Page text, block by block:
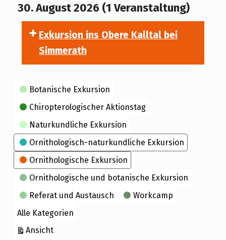
30. August 2026 (1 Veranstaltung)
Exkursion ins Obere Kalltal bei
Simmerath
Kategorien
Botanische Exkursion
Chiropterologischer Aktionstag
Naturkundliche Exkursion
Ornithologisch-naturkundliche Exkursion
Ornithologische Exkursion
Ornithologische und botanische Exkursion
Referat und Austausch
Workcamp
Alle Kategorien
Ansichtausdrucken